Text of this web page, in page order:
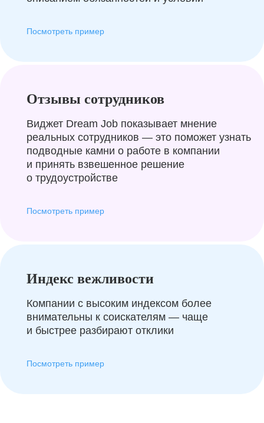
Посмотреть пример
Отзывы сотрудников
Виджет Dream Job показывает мнение
реальных сотрудников — это поможет узнать
подводные камни о работе в компании
и принять взвешенное решение
о трудоустройстве
Посмотреть пример
Индекс вежливости
Компании с высоким индексом более
внимательны к соискателям — чаще
и быстрее разбирают отклики
Посмотреть пример